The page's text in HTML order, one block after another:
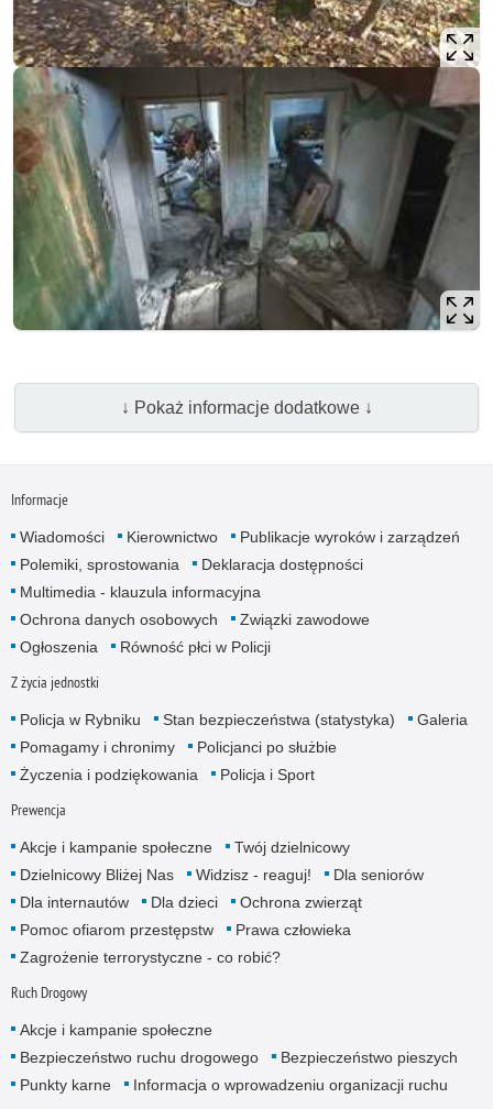
↓ Pokaż informacje dodatkowe ↓
Informacje
Wiadomości Kierownictwo
Publikacje wyroków i zarządzeń
Polemiki, sprostowania
Deklaracja dostępności
Multimedia - klauzula informacyjna
Ochrona danych osobowych
Związki zawodowe
Ogłoszenia
Równość płci w Policji
Z życia jednostki
Policja w Rybniku Stan bezpieczeństwa (statystyka)
Galeria
Pomagamy i chronimy
Policjanci po służbie
Życzenia i podziękowania
Policja i Sport
Prewencja
Akcje i kampanie społeczne
Twój dzielnicowy
Dzielnicowy Bliżej Nas
Widzisz - reaguj!
Dla seniorów
Dla internautów
Dla dzieci
Ochrona zwierząt
Pomoc ofiarom przestępstw
Prawa człowieka
Zagrożenie terrorystyczne - co robić?
Ruch Drogowy
Akcje i kampanie społeczne
Bezpieczeństwo ruchu drogowego
Bezpieczeństwo pieszych
Punkty karne
Informacja o wprowadzeniu organizacji ruchu